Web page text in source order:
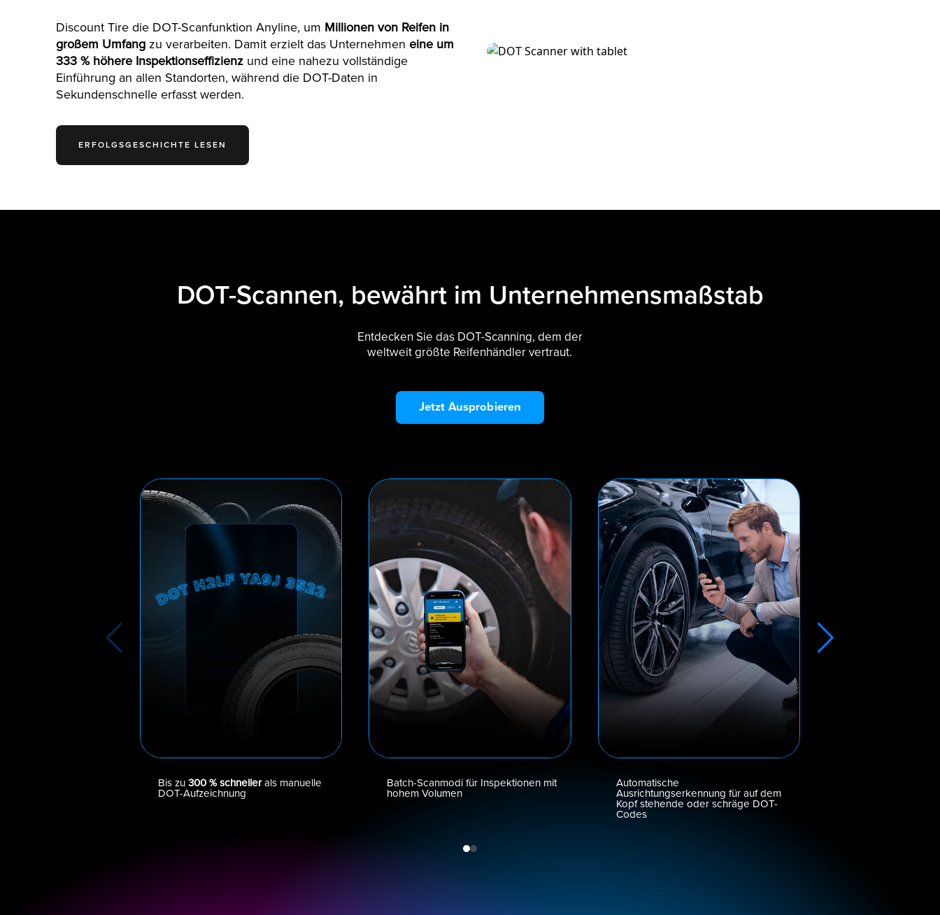
Discount Tire die DOT-Scanfunktion Anyline, um Millionen von Reifen in
großem Umfang zu verarbeiten. Damit erzielt das Unternehmen eine um
333 % höhere Inspektionseffizienz und eine nahezu vollständige
Einführung an allen Standorten, während die DOT-Daten in
Sekundenschnelle erfasst werden.
ERFOLGSGESCHICHTE LESEN
DOT-Scannen, bewährt im Unternehmensmaßstab
Entdecken Sie das DOT-Scanning, dem der
weltweit größte Reifenhändler vertraut.
Jetzt Ausprobieren
Bis zu 300 % schnellerals manuelle
DOT-Aufzeichnung
Batch-Scanmodi für Inspektionen mit
hohem Volumen
Automatische
Ausrichtungserkennung für auf dem
Kopf stehende oder schräge DOT-
Codes